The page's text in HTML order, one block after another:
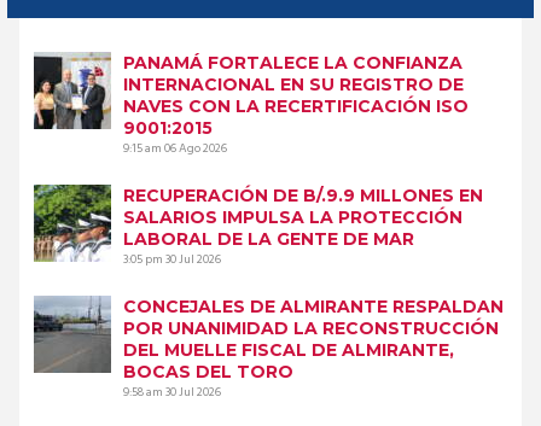
PANAMÁ FORTALECE LA CONFIANZA
INTERNACIONAL EN SU REGISTRO DE
NAVES CON LA RECERTIFICACIÓN ISO
9001:2015
9:15 am06 Ago 2026
RECUPERACIÓN DE B/.9.9 MILLONES EN
SALARIOS IMPULSA LA PROTECCIÓN
LABORAL DE LA GENTE DE MAR
3:05 pm30 Jul 2026
CONCEJALES DE ALMIRANTE RESPALDAN
POR UNANIMIDAD LA RECONSTRUCCIÓN
DEL MUELLE FISCAL DE ALMIRANTE,
BOCAS DEL TORO
9:58 am30 Jul 2026